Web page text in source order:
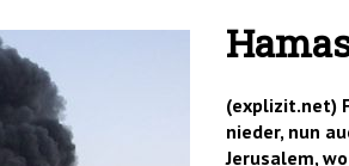
(explizit.net)
nieder, nun
Jerusalem,